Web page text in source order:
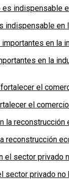
indispensable en
en la
el
reconstrucción
sector privado